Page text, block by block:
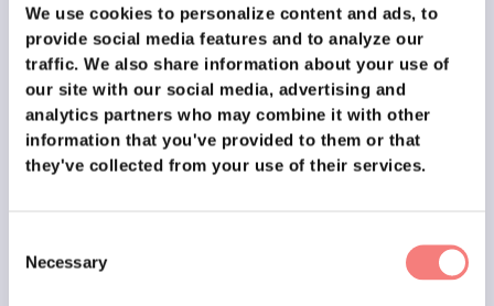
We use cookies to personalize content and ads, to
provide social media features and to analyze our
traffic.We also share information about your use of
our site with our social media, advertising and
analytics partners who may combine it with other
information that you've provided to them or that
they've collected from your use of their services.
Selection
Necessary
Ich spreche fließend Deutsch, mindestens auf C1-
Niveau.
Ich habe 3 Stunden pro Woche Zeit, um mich der
Jobsuche zu widmen.
Bewirb dich kostenlos
Unser Mitbegründer Dom spricht über